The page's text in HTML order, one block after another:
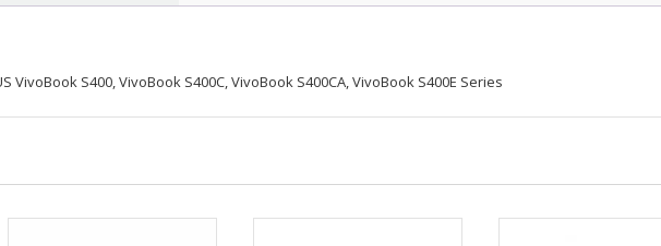
S400, VivoBook S400C, VivoBook S400CA, VivoBook S400E Series